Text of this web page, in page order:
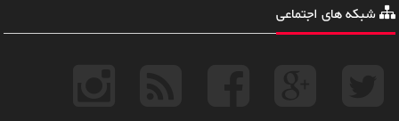
شبکه های اجتماعی